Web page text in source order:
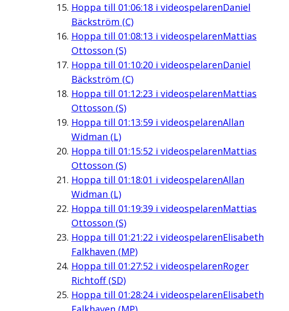
Hoppa till 01:06:18i videospelarenDaniel
Bäckström (C)
Hoppa till 01:08:13 i videospelarenMattias
Ottosson (S)
Hoppa till 01:10:20i videospelarenDaniel
Bäckström (C)
Hoppa till 01:12:23 i videospelarenMattias
Ottosson (S)
Hoppa till 01:13:59i videospelarenAllan
Widman (L)
Hoppa till 01:15:52 i videospelarenMattias
Ottosson (S)
Hoppa till 01:18:01 i videospelarenAllan
Widman (L)
Hoppa till 01:19:39i videospelarenMattias
Ottosson (S)
Hoppa till 01:21:22 i videospelarenElisabeth
Falkhaven (MP)
Hoppa till 01:27:52 i videospelarenRoger
Richtoff (SD)
Hoppa till 01:28:24i videospelarenElisabeth